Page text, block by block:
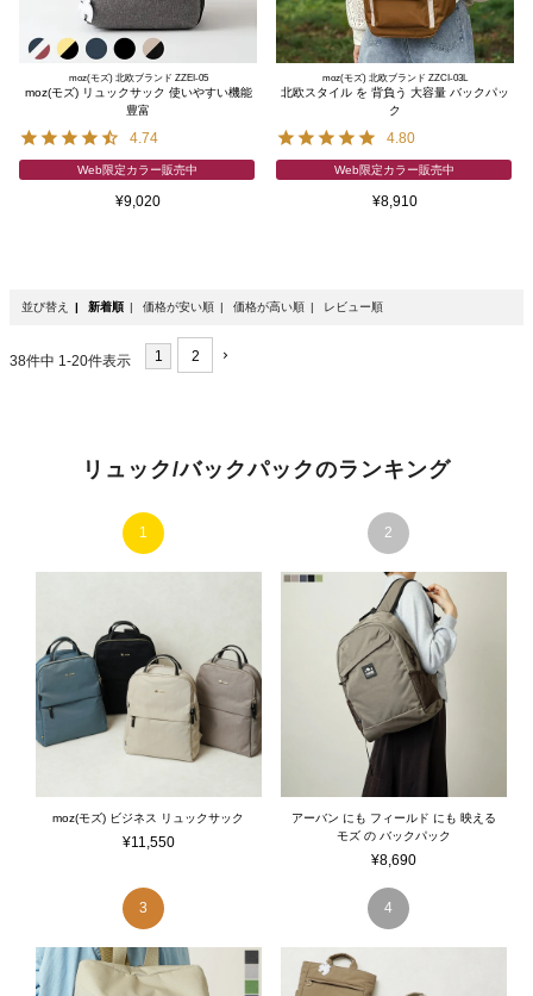
moz(モズ) 北欧ブランド ZZEI-05
moz(モズ) リュックサック 使いやすい機能
豊富
4.74
Web限定カラー販売中
¥9,020
moz(モズ) 北欧ブランド ZZCI-03L
北欧スタイル を 背負う 大容量 バックパッ
ク
4.80
Web限定カラー販売中
¥8,910
並び替え 新着順 価格が安い順 価格が高い順 レビュー順
38件中 1-20件表示 1 2
リュック/バックパックのランキング
moz(モズ) ビジネス リュックサック
¥11,550
アーバン にも フィールド にも 映える
モズ の バックパック
¥8,690